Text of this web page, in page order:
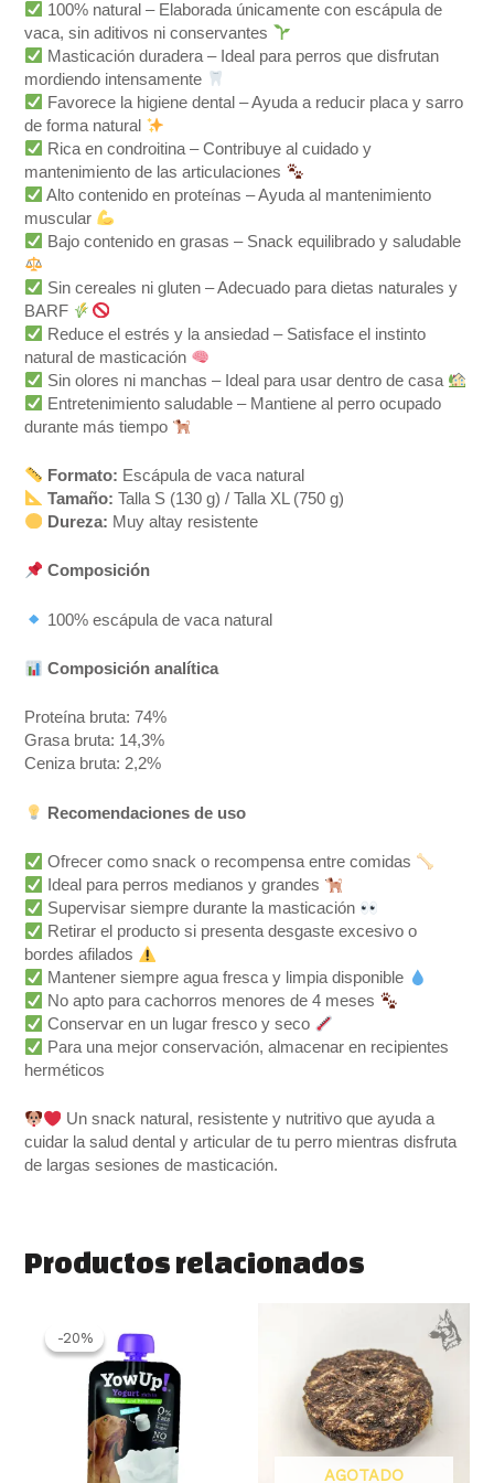
100% natural – Elaborada únicamente con escápula de
vaca, sin aditivos ni conservantes
Masticación duradera – Ideal para perros que disfrutan
mordiendo intensamente
Favorece la higiene dental – Ayuda a reducir placa y sarro
de forma natural
Rica en condroitina – Contribuye al cuidado y
mantenimiento de las articulaciones
Alto contenido en proteínas – Ayuda al mantenimiento
muscular
Bajo contenido en grasas – Snack equilibrado y saludable
Sin cereales ni gluten – Adecuado para dietas naturales y
BARF
Reduce el estrés y la ansiedad – Satisface el instinto
natural de masticación
Sin olores ni manchas – Ideal para usar dentro de casa
Entretenimiento saludable – Mantiene al perro ocupado
durante más tiempo
Formato: Escápula de vaca natural
Tamaño: Talla S (130 g) / Talla XL (750 g)
Dureza: Muy altay resistente
Composición
100% escápula de vaca natural
Composición analítica
Proteína bruta: 74%
Grasa bruta: 14,3%
Ceniza bruta: 2,2%
Recomendaciones de uso
Ofrecer como snack o recompensa entre comidas
Ideal para perros medianos y grandes
Supervisar siempre durante la masticación
Retirar el producto si presenta desgaste excesivo o
bordes afilados
Mantener siempre agua fresca y limpia disponible
No apto para cachorros menores de 4 meses
Conservar en un lugar fresco y seco
Para una mejor conservación, almacenar en recipientes
herméticos
Un snack natural, resistente y nutritivo que ayuda a
cuidar la salud dental y articular de tu perro mientras disfruta
de largas sesiones de masticación.
Productos relacionados
-20%
-20%precio
original
era:
2.10 €.
precio
actual
es:
1.69 €.
AGOTADO